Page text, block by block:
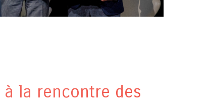
à la rencontre des